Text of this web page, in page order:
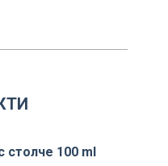
столче 100 ml